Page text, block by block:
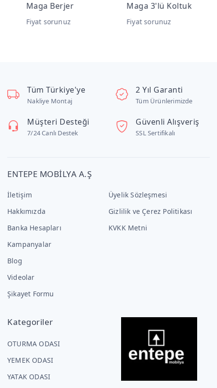
Maga Berjer
Fiyat sorunuz
Maga 3'lü Koltuk
Fiyat sorunuz
Tüm Türkiye'ye
Nakliye Montaj
2 Yıl Garanti
Tüm Ürünlerimizde
Müşteri Desteği
7/24 Canlı Destek
Güvenli Alışveriş
SSL Sertifikalı
ENTEPE MOBİLYA A.Ş
İletişim
Hakkımızda
Banka Hesapları
Kampanyalar
Blog
Videolar
Şikayet Formu
Üyelik Sözleşmesi
Gizlilik ve Çerez Politikası
KVKK Metni
Kategoriler
OTURMA ODASI
YEMEK ODASI
YATAK ODASI